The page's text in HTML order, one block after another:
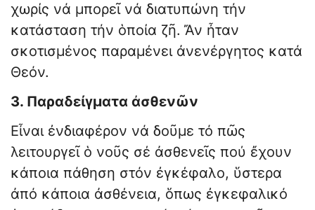
χωρίς νά μπορεῖ νά διατυπώνη τήν
κατάσταση τήν ὁποία ζῆ. Ἄν ἦταν
σκοτισμένος παραμένει ἀνενέργητος κατά
Θεόν.
3. Παραδείγματα ἀσθενῶν
Εἶναι ἐνδιαφέρον νά δοῦμε τό πῶς
λειτουργεῖ ὁ νοῦς σέ ἀσθενεῖς πού ἔχουν
κάποια πάθηση στόν ἐγκέφαλο, ὕστερα
ἀπό κάποια ἀσθένεια, ὅπως ἐγκεφαλικό